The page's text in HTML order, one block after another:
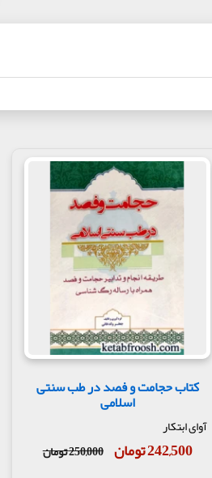
کتاب حجامت و فصد در طب سنتی
اسلامی
آوای ابتکار
242,500 تومان 250,000 تومان